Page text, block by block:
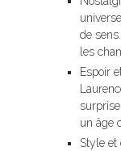
de
les
Espoir
un âge
Style et